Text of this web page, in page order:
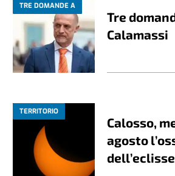
TRE DOMANDE A
Tre
Calamassi
TERRITORIO
Calosso,
agosto